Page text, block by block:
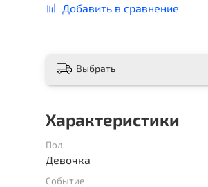
Добавить в сравнение
Выбрать
Характеристики
Пол
Девочка
Событие